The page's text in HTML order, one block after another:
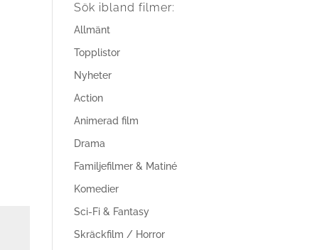
Sök ibland filmer:
Allmänt
Topplistor
Nyheter
Action
Animerad film
Drama
Familjefilmer & Matiné
Komedier
Sci-Fi & Fantasy
Skräckfilm / Horror